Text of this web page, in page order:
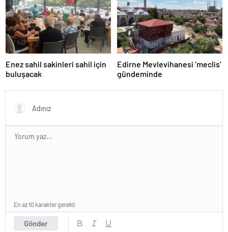
Enez sahil sakinleri sahil için
buluşacak
Edirne Mevlevihanesi ‘meclis’
gündeminde
Gönder
En az 10 karakter gerekli